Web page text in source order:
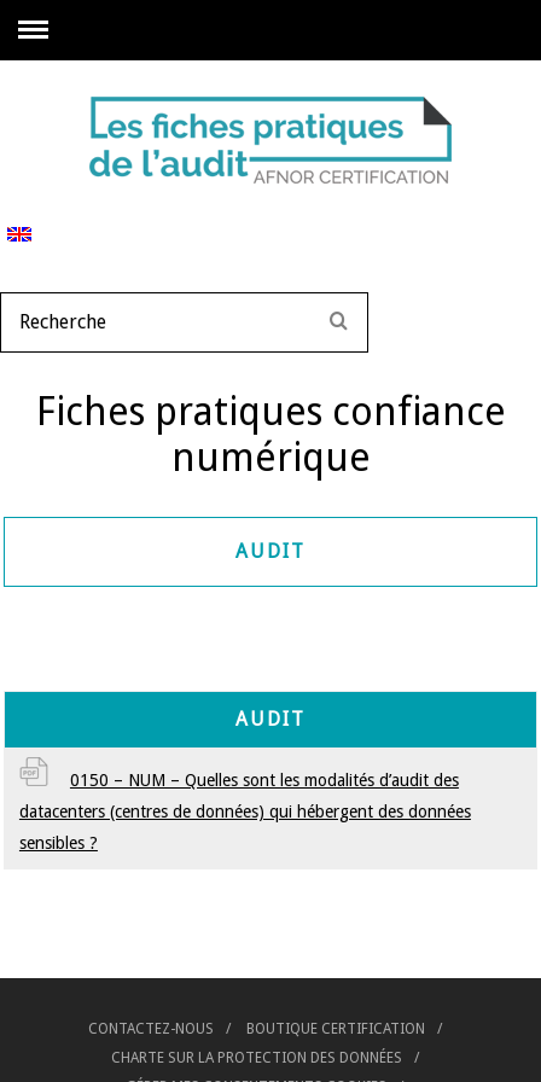
Fiches pratiques confiance
numérique
AUDIT
AUDIT
0150 – NUM – Quelles sont les modalités d’audit des
datacenters (centres de données) qui hébergent des données
sensibles ?
CONTACTEZ-NOUS
BOUTIQUE CERTIFICATION
CHARTE SUR LA PROTECTION DES DONNÉES